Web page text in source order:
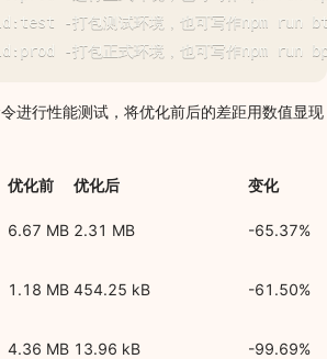
-打包测试环境，也可写作npm run
进行性能测试，将优化前后的差距用数值显现
优化前 优化后
变化
6.67 MB 2.31 MB -65.37%
1.18 MB 454.25 kB -61.50%
4.36 MB 13.96 kB -99.69%